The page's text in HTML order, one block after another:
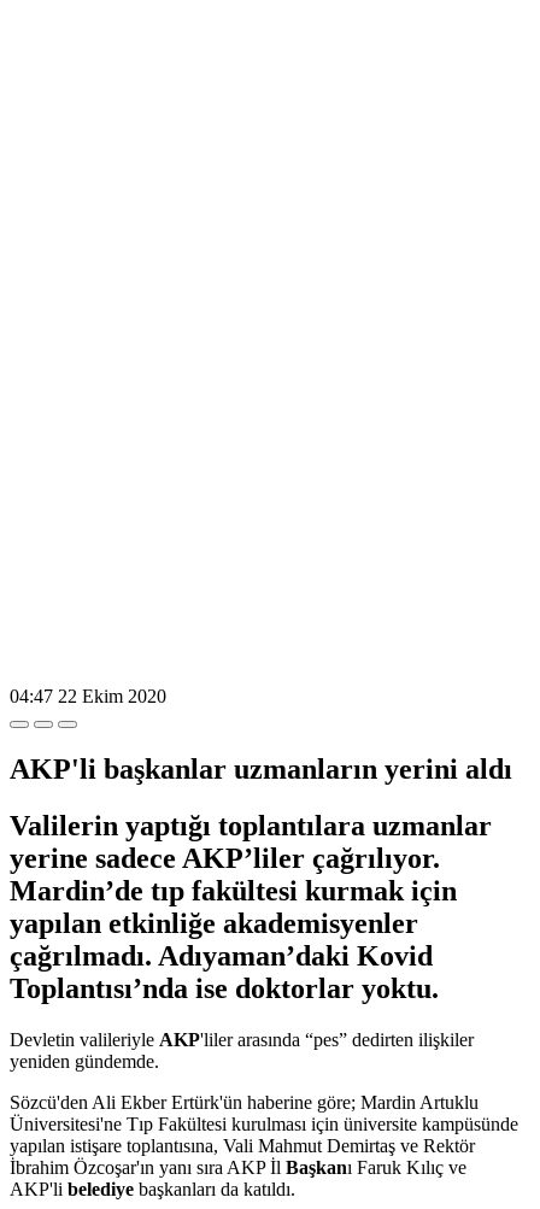
04:47 22 Ekim 2020
AKP'li başkanlar uzmanların yerini aldı
Valilerin yaptığı toplantılara uzmanlar
yerine sadece AKP’liler çağrılıyor.
Mardin’de tıp fakültesi kurmak için
yapılan etkinliğe akademisyenler
çağrılmadı. Adıyaman’daki Kovid
Toplantısı’nda ise doktorlar yoktu.
Devletin valileriyle AKP'liler arasında “pes” dedirten ilişkiler
yeniden gündemde.
Sözcü'den Ali Ekber Ertürk'ün haberine göre; Mardin Artuklu
Üniversitesi'ne Tıp Fakültesi kurulması için üniversite kampüsünde
yapılan istişare toplantısına, Vali Mahmut Demirtaş ve Rektör
İbrahim Özcoşar'ın yanı sıra AKP İl Başkanı Faruk Kılıç ve
AKP'li belediye başkanları da katıldı.